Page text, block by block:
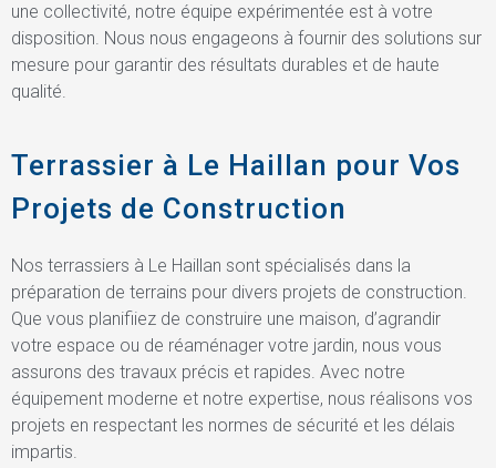
une collectivité, notre équipe expérimentée est à votre
disposition. Nous nous engageons à fournir des solutions sur
mesure pour garantir des résultats durables et de haute
qualité.
Terrassier à Le Haillan pour Vos
Projets de Construction
Nos terrassiers à Le Haillan sont spécialisés dans la
préparation de terrains pour divers projets de construction.
Que vous planifiiez de construire une maison, d’agrandir
votre espace ou de réaménager votre jardin, nous vous
assurons des travaux précis et rapides. Avec notre
équipement moderne et notre expertise, nous réalisons vos
projets en respectant les normes de sécurité et les délais
impartis.